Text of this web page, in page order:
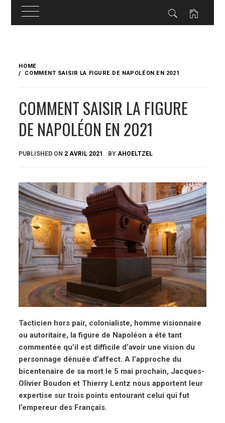
content
HOME
COMMENT SAISIR LA FIGURE DE NAPOLÉON EN 2021
COMMENT SAISIR LA FIGURE
DE NAPOLÉON EN 2021
PUBLISHED ON 2 AVRIL 2021 BY AHOELTZEL
Tacticien hors pair, colonialiste, homme visionnaire
ou autoritaire, la figure de Napoléon a été tant
commentée qu’il est difficile d’avoir une vision du
personnage dénuée d’affect. A l’approche du
bicentenaire de sa mort le 5 mai prochain, Jacques-
Olivier Boudon et Thierry Lentz nous apportent leur
expertise sur trois points entourant celui qui fut
l’empereur des Français.